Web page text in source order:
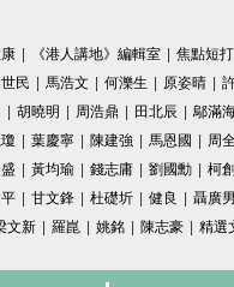
| 《港人講地》編輯室 | 焦點短打
民 | 馬浩文 | 何濼生 | 原姿晴 |
| 胡曉明 | 周浩鼎 | 田北辰 | 鄔滿
| 葉慶寧 | 陳建強 | 馬恩國 | 周
| 黃均瑜 | 錢志庸 | 劉國勳 | 柯
| 甘文鋒 | 杜礎圻 | 健良 | 聶廣男
文新 | 羅崑 | 姚銘 | 陳志豪 | 精選